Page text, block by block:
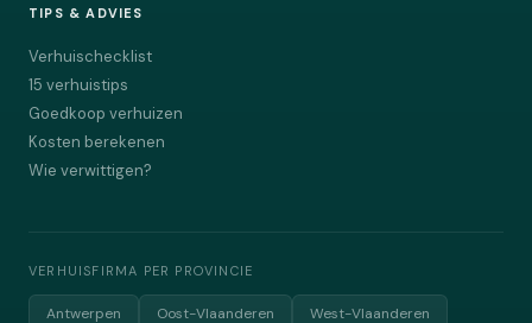
TIPS & ADVIES
Verhuischecklist
15 verhuistips
Goedkoop verhuizen
Kosten berekenen
Wie verwittigen?
VERHUISFIRMA PER PROVINCIE
Antwerpen Oost-Vlaanderen
West-Vlaanderen